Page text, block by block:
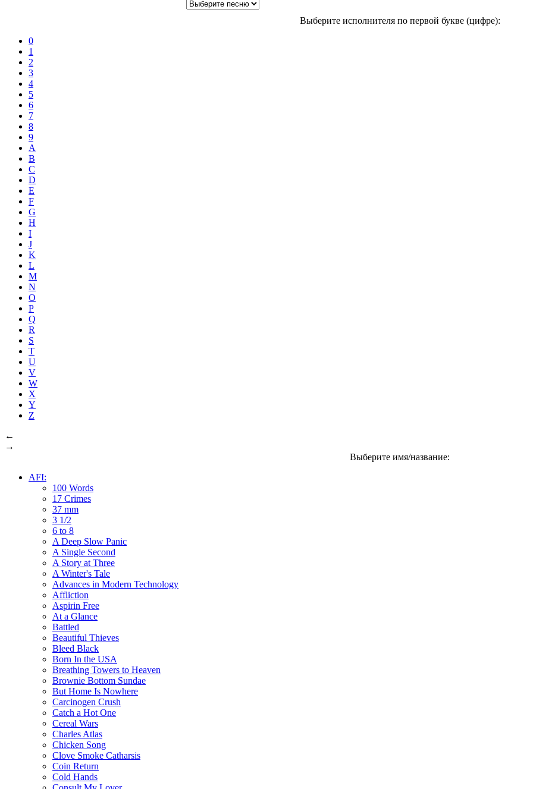
Выберите исполнителя по первой букве (цифре):
0
1
2
3
4
5
6
7
8
9
A
B
C
D
E
F
G
H
I
J
K
L
M
N
O
P
Q
R
S
T
U
V
W
X
Y
Z
←
→
Выберите имя/название:
AFI:
100 Words
17 Crimes
37 mm
3 1/2
6 to 8
A Deep Slow Panic
A Single Second
A Story at Three
A Winter's Tale
Advances in Modern Technology
Affliction
Aspirin Free
At a Glance
Battled
Beautiful Thieves
Bleed Black
Born In the USA
Breathing Towers to Heaven
Brownie Bottom Sundae
But Home Is Nowhere
Carcinogen Crush
Catch a Hot One
Cereal Wars
Charles Atlas
Chicken Song
Clove Smoke Catharsis
Coin Return
Cold Hands